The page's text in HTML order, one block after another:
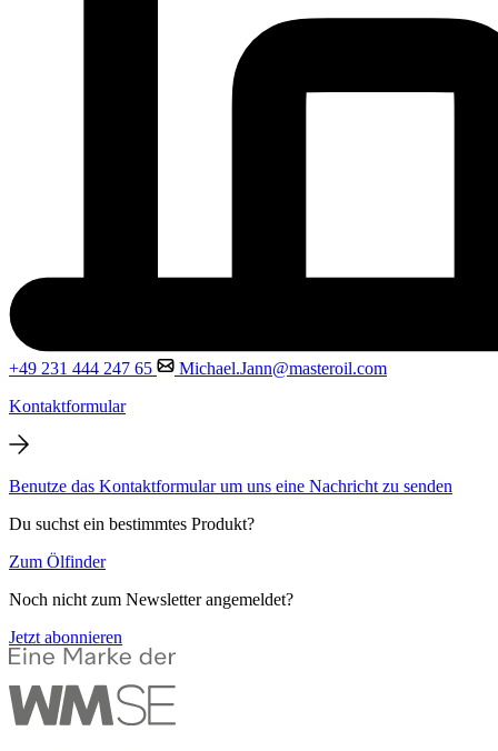
+49 231 444 247 65
Michael.Jann@masteroil.com
Kontaktformular
Benutze das Kontaktformular um uns eine Nachricht zu senden
Du suchst ein bestimmtes Produkt?
Zum Ölfinder
Noch nicht zum Newsletter angemeldet?
Jetzt abonnieren